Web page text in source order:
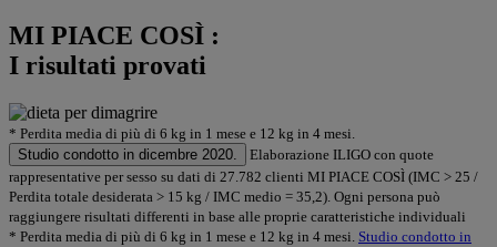
MI PIACE COSÌ :
I risultati provati
* Perdita media di più di 6 kg in 1 mese e 12 kg in 4 mesi.
Studio condotto in dicembre 2020.
Elaborazione ILIGO con quote
rappresentative per sesso su dati di 27.782 clienti MI PIACE COSÌ (IMC > 25 /
Perdita totale desiderata > 15 kg / IMC medio = 35,2). Ogni persona può
raggiungere risultati differenti in base alle proprie caratteristiche individuali
* Perdita media di più di 6 kg in 1 mese e 12 kg in 4 mesi. Studio condotto in